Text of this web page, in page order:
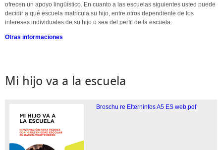
ofrecen un apoyo lingüístico. En cuanto a las escuelas siguientes usted puede
decidir a qué escuela matricula su hijo, entre otros dependiente de los
intereses individuales de su hijo o sea del perfil de la escuela.
Otras informaciones
Mi hijo va a la escuela
Broschu re Elterninfos A5 ES web.pdf